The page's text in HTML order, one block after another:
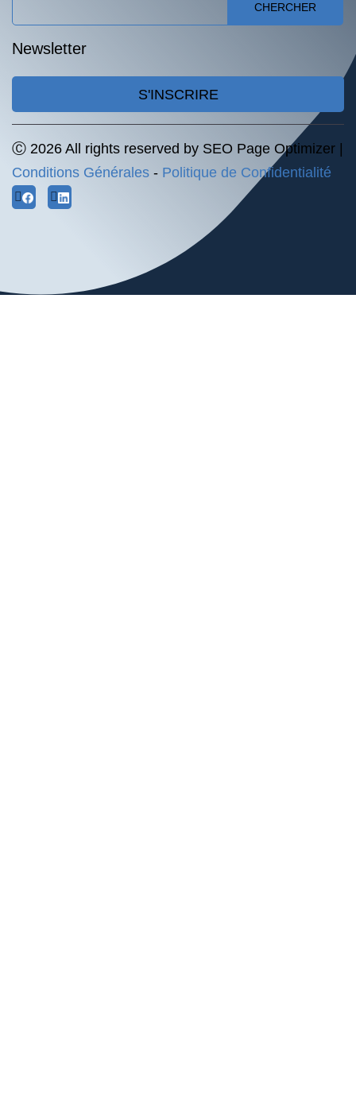
CHERCHER
Newsletter
S'INSCRIRE
Ⓒ 2026 All rights reserved by SEO Page Optimizer |
Conditions Générales - Politique de Confidentialité